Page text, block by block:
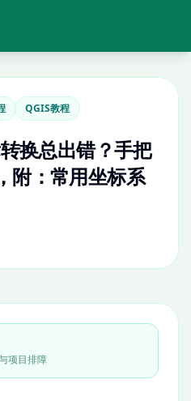
QGIS教程
换总出错？手把
附：常用坐标系
项目排障